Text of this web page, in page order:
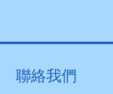
聯絡我們